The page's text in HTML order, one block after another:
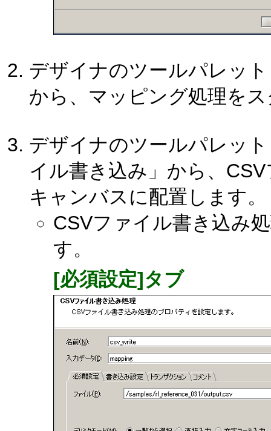
デザイナのツールパレッ
から、マッピング処理を
デザイナのツールパレッ
イル書き込み」から、
キャンバスに配置します。
CSVファイル書き込み
す。
[必須設定]タブ